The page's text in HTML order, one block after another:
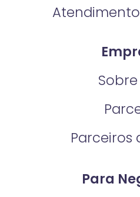
Parceiros
Para